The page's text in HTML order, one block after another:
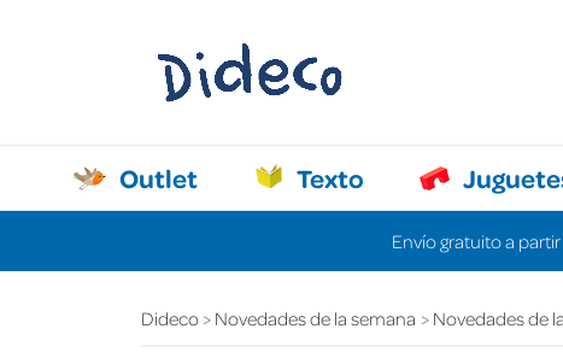
Outlet Texto
Envío gratuito a
Dideco Novedades de la semana Novedades de